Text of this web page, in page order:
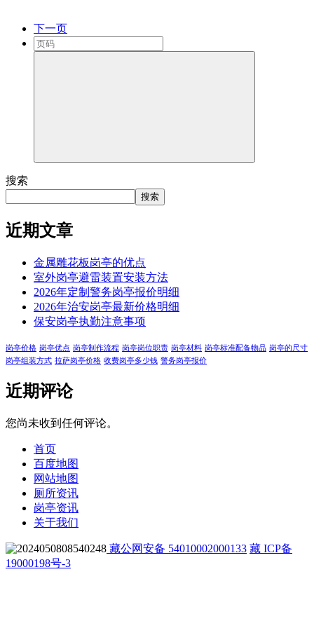
下一页
搜索
搜索
近期文章
金属雕花板岗亭的优点
室外岗亭避雷装置安装方法
2026年定制警务岗亭报价明细
2026年治安岗亭最新价格明细
保安岗亭执勤注意事项
岗亭价格 岗亭优点 岗亭制作流程 岗亭岗位职责 岗亭材料 岗亭标准配备物品 岗亭的尺寸
岗亭组装方式 拉萨岗亭价格 收费岗亭多少钱 警务岗亭报价
近期评论
您尚未收到任何评论。
首页
百度地图
网站地图
厕所资讯
岗亭资讯
关于我们
藏公网安备 54010002000133 藏 ICP备
19000198号-3